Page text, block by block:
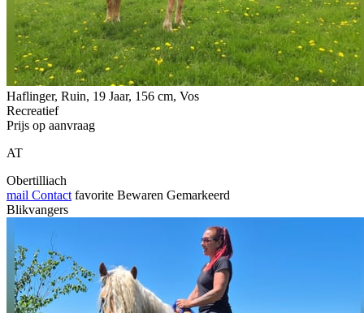
Haflinger, Ruin, 19 Jaar, 156 cm, Vos
Recreatief
Prijs op aanvraag
AT
Obertilliach
mail Contact favorite Bewaren Gemarkeerd
Blikvangers